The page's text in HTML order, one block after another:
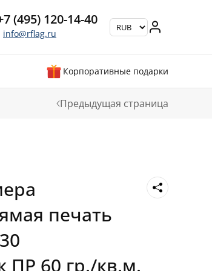
(495) 120-14-40
info@rflag.ru
Корпоративные подарки
Предыдущая страница
печать
60 гр./кв.м.